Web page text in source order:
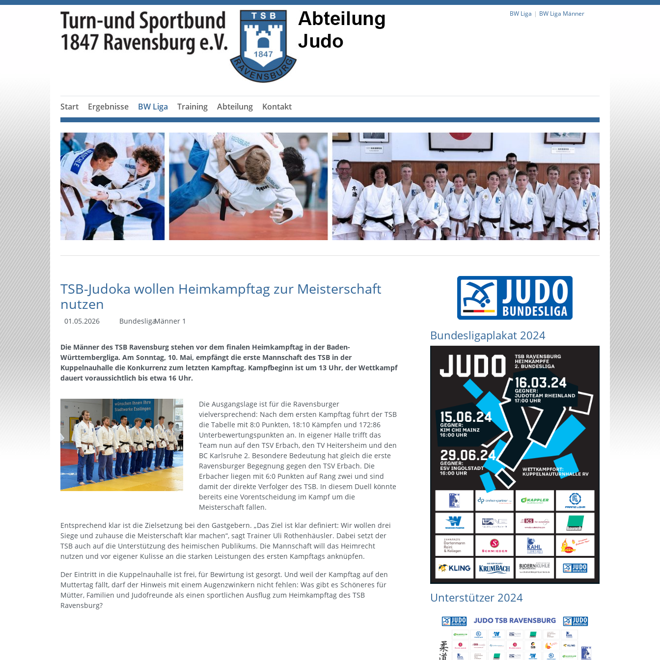
BW Liga BW Liga Männer
Start Ergebnisse BW Liga Training Abteilung Kontakt
TSB-Judoka wollen Heimkampftag zur Meisterschaft
nutzen
01.05.2026 BundesligaMänner 1
Die Männer des TSB Ravensburg stehen vor dem finalen Heimkampftag in der Baden-
Württembergliga. Am Sonntag, 10. Mai, empfängt die erste Mannschaft des TSB in der
Kuppelnauhalle die Konkurrenz zum letzten Kampftag. Kampfbeginn ist um 13 Uhr, der Wettkampf
dauert voraussichtlich bis etwa 16 Uhr.
Die Ausgangslage ist für die Ravensburger
vielversprechend: Nach dem ersten Kampftag führt der TSB
die Tabelle mit 8:0 Punkten, 18:10 Kämpfen und 172:86
Unterbewertungspunkten an. In eigener Halle trifft das
Team nun auf den TSV Erbach, den TV Heitersheim und den
BC Karlsruhe 2. Besondere Bedeutung hat gleich die erste
Ravensburger Begegnung gegen den TSV Erbach. Die
Erbacher liegen mit 6:0 Punkten auf Rang zwei und sind
damit der direkte Verfolger des TSB. In diesem Duell könnte
bereits eine Vorentscheidung im Kampf um die
Meisterschaft fallen.
Entsprechend klar ist die Zielsetzung bei den Gastgebern. „Das Ziel ist klar definiert: Wir wollen drei
Siege und zuhause die Meisterschaft klar machen“, sagt Trainer Uli Rothenhäusler. Dabei setzt der
TSB auch auf die Unterstützung des heimischen Publikums. Die Mannschaft will das Heimrecht
nutzen und vor eigener Kulisse an die starken Leistungen des ersten Kampftags anknüpfen.
Der Eintritt in die Kuppelnauhalle ist frei, für Bewirtung ist gesorgt. Und weil der Kampftag auf den
Muttertag fällt, darf der Hinweis mit einem Augenzwinkern nicht fehlen: Was gibt es Schöneres für
Mütter, Familien und Judofreunde als einen sportlichen Ausflug zum Heimkampftag des TSB
Ravensburg?
Bundesligaplakat 2024
Unterstützer 2024